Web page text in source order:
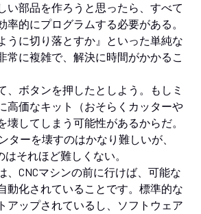
い部品を作ろうと思ったら、すべて
率的にプログラムする必要がある。
うに切り落とすか』といった単純な
常に複雑で、解決に時間がかかるこ
、ボタンを押したとしよう。もしミ
高価なキット（おそらくカッターや
壊してしまう可能性があるからだ。
ターを壊すのはかなり難しいが、
はそれほど難しくない。
、CNCマシンの前に行けば、可能な
動化されていることです。標準的な
アップされているし、ソフトウェア